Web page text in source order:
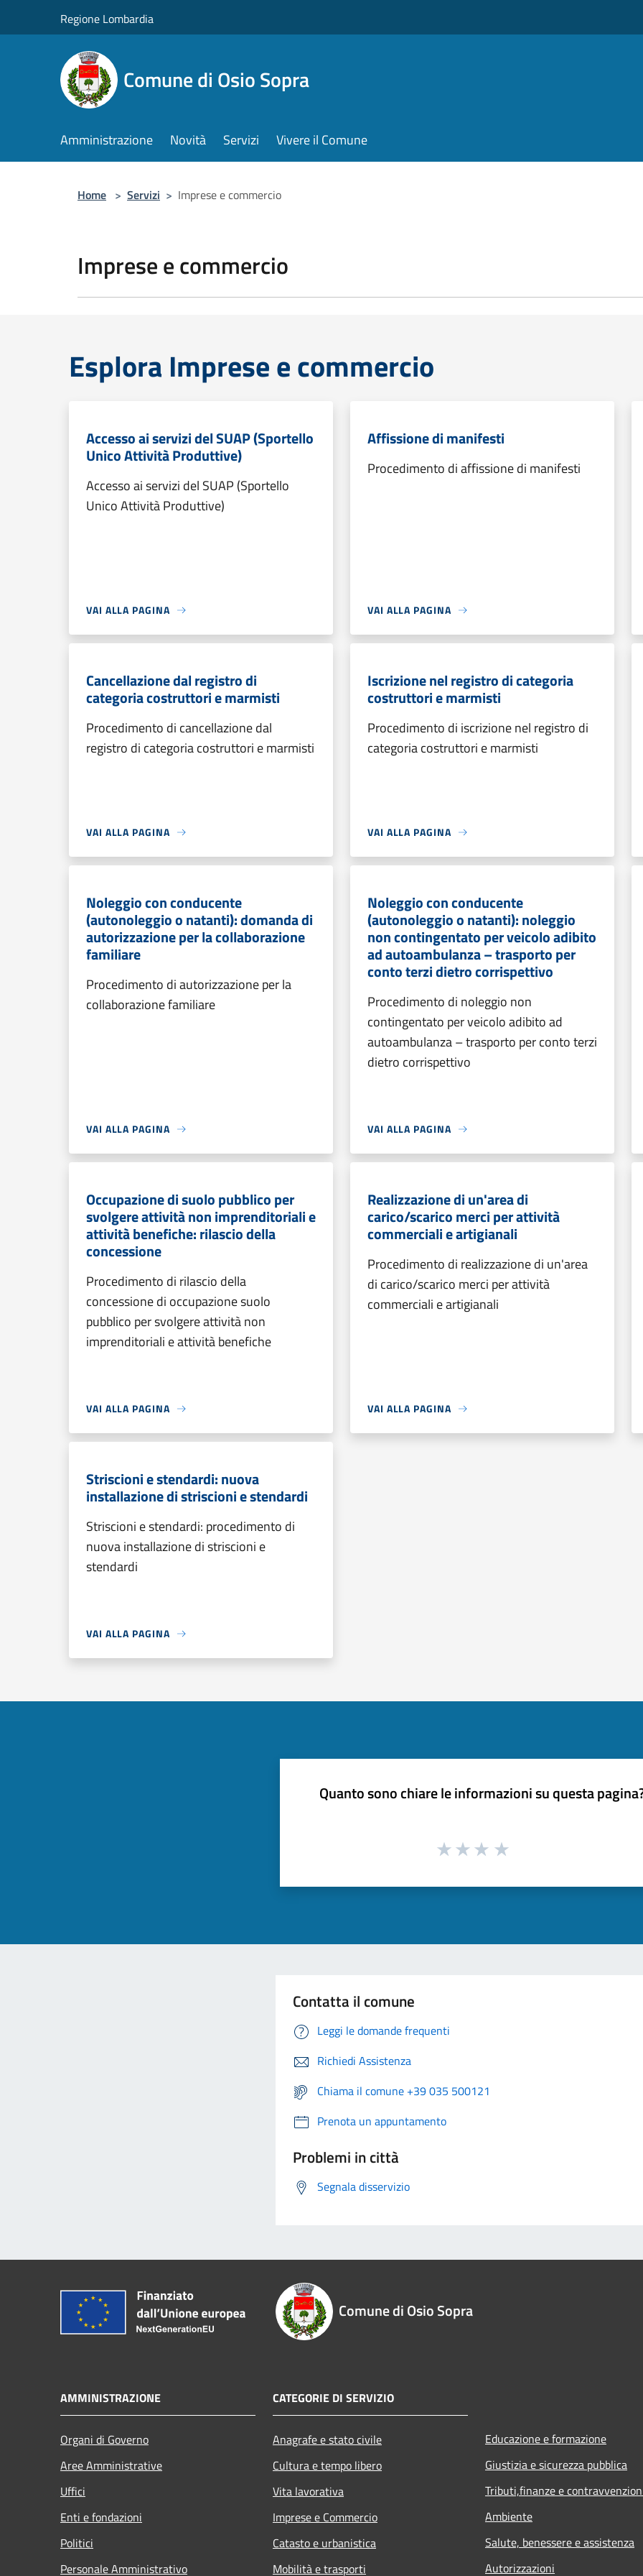
Regione Lombardia
Comune di Osio Sopra
Amministrazione Novità Servizi Vivere il Comune
Home > Servizi > Imprese e commercio
Imprese e commercio
Esplora Imprese e commercio
Accesso ai servizi del SUAP (Sportello
Unico Attività Produttive)
Accesso ai servizi del SUAP (Sportello
Unico Attività Produttive)
VAI ALLA PAGINA
Affissione di manifesti
Procedimento di affissione di manifesti
VAI ALLA PAGINA
Cancellazione dal registro di
categoria costruttori e marmisti
Procedimento di cancellazione dal
registro di categoria costruttori e marmisti
VAI ALLA PAGINA
Iscrizione nel registro di categoria
costruttori e marmisti
Procedimento di iscrizione nel registro di
categoria costruttori e marmisti
VAI ALLA PAGINA
Noleggio con conducente
(autonoleggio o natanti): domanda di
autorizzazione per la collaborazione
familiare
Procedimento di autorizzazione per la
collaborazione familiare
VAI ALLA PAGINA
Noleggio con conducente
(autonoleggio o natanti): noleggio
non contingentato per veicolo adibito
ad autoambulanza – trasporto per
conto terzi dietro corrispettivo
Procedimento di noleggio non
contingentato per veicolo adibito ad
autoambulanza – trasporto per conto terzi
dietro corrispettivo
VAI ALLA PAGINA
Occupazione di suolo pubblico per
svolgere attività non imprenditoriali e
attività benefiche: rilascio della
concessione
Procedimento di rilascio della
concessione di occupazione suolo
pubblico per svolgere attività non
imprenditoriali e attività benefiche
VAI ALLA PAGINA
Realizzazione di un'area di
carico/scarico merci per attività
commerciali e artigianali
Procedimento di realizzazione di un'area
di carico/scarico merci per attività
commerciali e artigianali
VAI ALLA PAGINA
Striscioni e stendardi: nuova
installazione di striscioni e stendardi
Striscioni e stendardi: procedimento di
nuova installazione di striscioni e
stendardi
VAI ALLA PAGINA
Quanto sono chiare le informazioni su questa
Contatta il comune
Leggi le domande frequenti
Richiedi Assistenza
Chiama il comune +39 035 500121
Prenota un appuntamento
Problemi in città
Segnala disservizio
Comune di Osio Sopra
AMMINISTRAZIONE
Organi di Governo
Aree Amministrative
Uffici
Enti e fondazioni
Politici
Personale Amministrativo
CATEGORIE DI SERVIZIO
Anagrafe e stato civile
Cultura e tempo libero
Vita lavorativa
Imprese e Commercio
Catasto e urbanistica
Mobilità e trasporti
Educazione e formazione
Giustizia e sicurezza pubblica
Tributi,finanze e
Ambiente
Salute, benessere e assistenza
Autorizzazioni